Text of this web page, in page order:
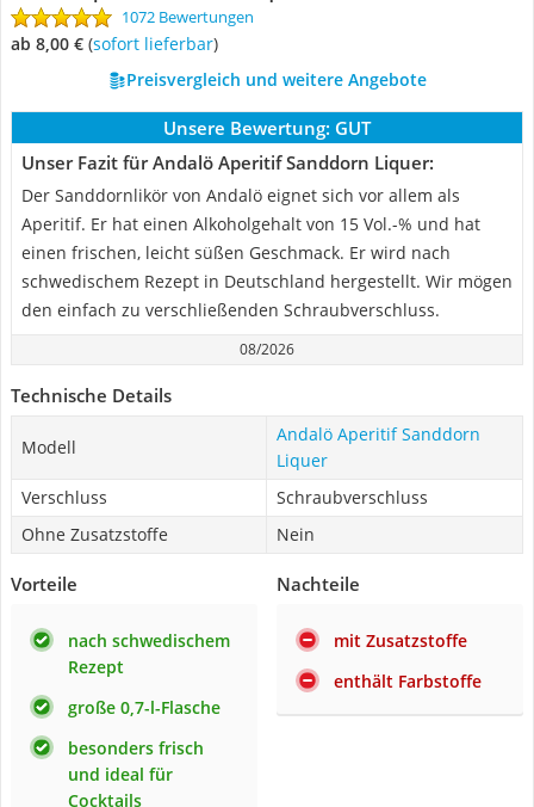
1072 Bewertungen
ab 8,00 € ( Sofort lieferbar)
Preisvergleich und weitere Angebote
Unsere Bewertung: GUT
Unser Fazit für Andalö Aperitif Sanddorn Liquer:
Der Sanddornlikör von Andalö eignet sich vor allem als
Aperitif. Er hat einen Alkoholgehalt von 15 Vol.-% und hat
einen frischen, leicht süßen Geschmack. Er wird nach
schwedischem Rezept in Deutschland hergestellt. Wir mögen
den einfach zu verschließenden Schraubverschluss.
08/2026
Technische Details
Modell
Andalö Aperitif Sanddorn
Liquer
Verschluss
Schraubverschluss
Ohne Zusatzstoffe
Nein
Vorteile
nach schwedischem
Rezept
große 0,7-l-Flasche
besonders frisch
und ideal für
Cocktails
Nachteile
mit Zusatzstoffe
enthält Farbstoffe